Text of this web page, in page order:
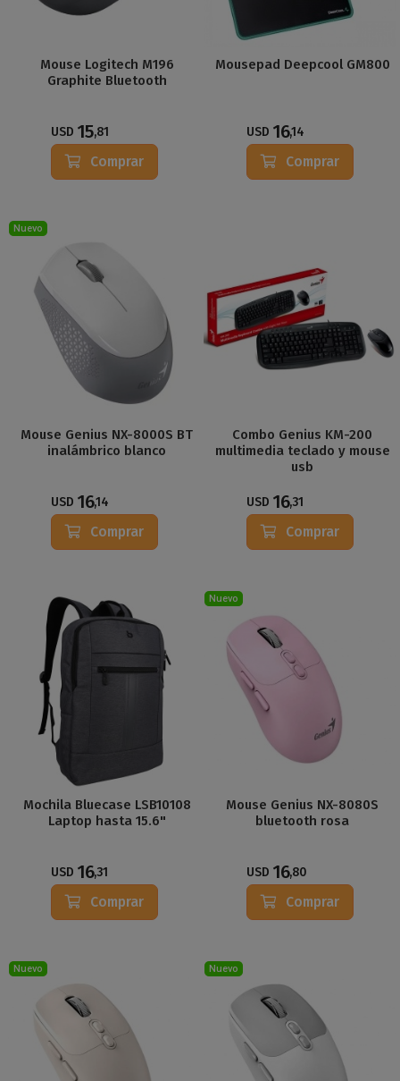
Mouse Logitech M196
Graphite Bluetooth
USD 15,81
Comprar
Mousepad Deepcool GM800
USD 16,14
Comprar
Nuevo
Mouse Genius NX-8000S BT
inalámbrico blanco
USD 16,14
Comprar
Combo Genius KM-200
multimedia teclado y mouse
usb
USD 16,31
Comprar
Mochila Bluecase LSB10108
Laptop hasta 15.6"
USD 16,31
Comprar
Nuevo
Mouse Genius NX-8080S
bluetooth rosa
USD 16,80
Comprar
Nuevo Nuevo